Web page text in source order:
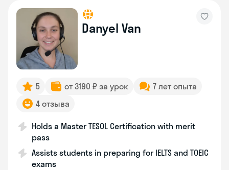
Danyel Van
5 от 3190 ₽ за урок
7 лет опыта
4 отзыва
Holds a Master TESOL Certification with merit
pass
Assists students in preparing for IELTS and TOEIC
exams